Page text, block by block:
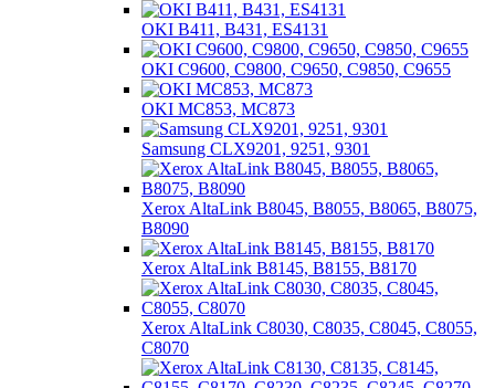
OKI B411, B431, ES4131
OKI C9600, C9800, C9650, C9850, C9655
OKI MC853, MC873
Samsung CLX9201, 9251, 9301
Xerox AltaLink B8045, B8055, B8065, B8075,
B8090
Xerox AltaLink B8145, B8155, B8170
Xerox AltaLink C8030, C8035, C8045, C8055,
C8070